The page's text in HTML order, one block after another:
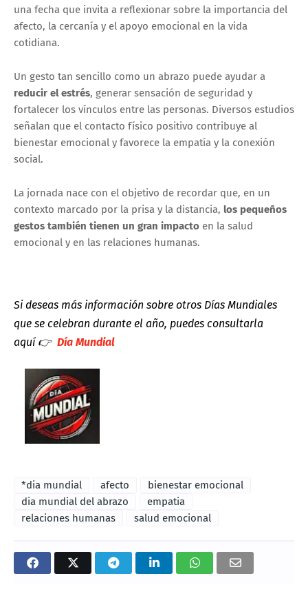
una fecha que invita a reflexionar sobre la importancia del
afecto, la cercanía y el apoyo emocional en la vida
cotidiana.
Un gesto tan sencillo como un abrazo puede ayudar a
reducir el estrés, generar sensación de seguridad y
fortalecer los vínculos entre las personas. Diversos estudios
señalan que el contacto físico positivo contribuye al
bienestar emocional y favorece la empatía y la conexión
social.
La jornada nace con el objetivo de recordar que, en un
contexto marcado por la prisa y la distancia, los pequeños
gestos también tienen un gran impacto en la salud
emocional y en las relaciones humanas.
Si deseas más información sobre otros Días Mundiales
que se celebran durante el año, puedes consultarla
aquí 👉 Día Mundial
*dia mundial afecto
bienestar emocional
dia mundial del abrazo
empatia
relaciones humanas
salud emocional